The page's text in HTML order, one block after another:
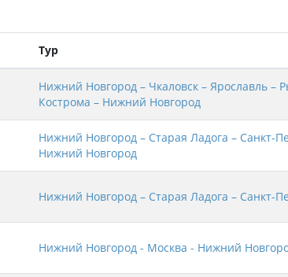
Тур
Нижний Новгород – Чкаловск – Ярославль –
Кострома – Нижний Новгород
Нижний Новгород – Старая Ладога – Санкт-
Нижний Новгород
Нижний Новгород – Старая Ладога – Санкт-
Нижний Новгород - Москва - Нижний